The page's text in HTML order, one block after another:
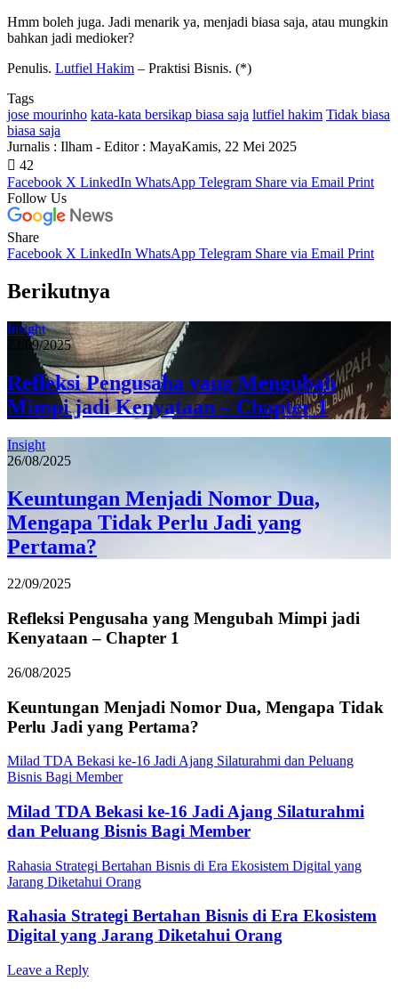
Hmm boleh juga. Jadi menarik ya, menjadi biasa saja, atau mungkin
bahkan jadi medioker?
Penulis. Lutfiel Hakim – Praktisi Bisnis. (*)
Tags
jose mourinho kata-kata bersikap biasa saja lutfiel hakim Tidak biasa
biasa saja
Jurnalis : Ilham - Editor : MayaKamis, 22 Mei 2025
42
Facebook X LinkedIn WhatsApp Telegram Share via Email Print
Follow Us
Share
Facebook X LinkedIn WhatsApp Telegram Share via Email Print
Berikutnya
Insight
22/09/2025
Refleksi Pengusaha yang Mengubah
Mimpi jadi Kenyataan – Chapter 1
Insight
26/08/2025
Keuntungan Menjadi Nomor Dua,
Mengapa Tidak Perlu Jadi yang
Pertama?
22/09/2025
Refleksi Pengusaha yang Mengubah Mimpi jadi
Kenyataan – Chapter 1
26/08/2025
Keuntungan Menjadi Nomor Dua, Mengapa Tidak
Perlu Jadi yang Pertama?
Milad TDA Bekasi ke-16 Jadi Ajang Silaturahmi dan Peluang
Bisnis Bagi Member
Milad TDA Bekasi ke-16 Jadi Ajang Silaturahmi
dan Peluang Bisnis Bagi Member
Rahasia Strategi Bertahan Bisnis di Era Ekosistem Digital yang
Jarang Diketahui Orang
Rahasia Strategi Bertahan Bisnis di Era Ekosistem
Digital yang Jarang Diketahui Orang
Leave a Reply